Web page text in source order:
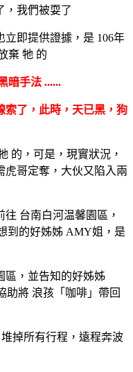
，我們被耍了
即提供證據，是 106年
棄 牠 的
暗手法 ......
索了，此時，天已黑，狗
的，可是，現實狀況，
虎哥定奪，大伙又陷入兩
台南白河温馨園區，
到的好姊姊 AMY姐，是
區，並告知的好姊姊
助將 浪孩「咖啡」帶回
掉所有行程，遠程奔波